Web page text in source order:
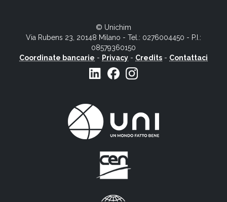
© Unichim
Via Rubens 23, 20148 Milano - Tel.: 0276004450 - P.I.:
08579360150
Coordinate bancarie - Privacy - Credits - Contattaci